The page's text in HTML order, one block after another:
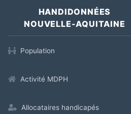
HANDIDONNÉES
NOUVELLE-AQUITAINE
Population
Activité MDPH
Allocataires handicapés